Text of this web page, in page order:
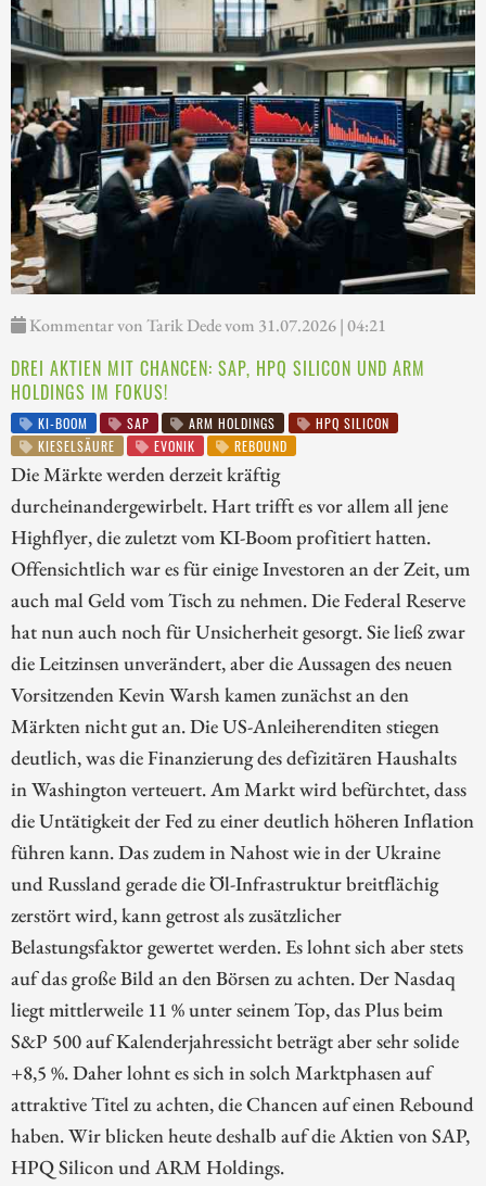
Kommentar von Tarik Dede vom 31.07.2026 | 04:21
DREI AKTIEN MIT CHANCEN: SAP, HPQ SILICON UND ARM
HOLDINGS IM FOKUS!
KI-BOOM SAP ARM HOLDINGS
HPQ SILICON
KIESELSÄURE
EVONIK REBOUND
Die Märkte werden derzeit kräftig
durcheinandergewirbelt. Hart trifft es vor allem all jene
Highflyer, die zuletzt vom KI-Boom profitiert hatten.
Offensichtlich war es für einige Investoren an der Zeit, um
auch mal Geld vom Tisch zu nehmen. Die Federal Reserve
hat nun auch noch für Unsicherheit gesorgt. Sie ließ zwar
die Leitzinsen unverändert, aber die Aussagen des neuen
Vorsitzenden Kevin Warsh kamen zunächst an den
Märkten nicht gut an. Die US-Anleiherenditen stiegen
deutlich, was die Finanzierung des defizitären Haushalts
in Washington verteuert. Am Markt wird befürchtet, dass
die Untätigkeit der Fed zu einer deutlich höheren Inflation
führen kann. Das zudem in Nahost wie in der Ukraine
und Russland gerade die Öl-Infrastruktur breitflächig
zerstört wird, kann getrost als zusätzlicher
Belastungsfaktor gewertet werden. Es lohnt sich aber stets
auf das große Bild an den Börsen zu achten. Der Nasdaq
liegt mittlerweile 11 % unter seinem Top, das Plus beim
S&P 500 auf Kalenderjahressicht beträgt aber sehr solide
+8,5 %. Daher lohnt es sich in solch Marktphasen auf
attraktive Titel zu achten, die Chancen auf einen Rebound
haben. Wir blicken heute deshalb auf die Aktien von SAP,
HPQ Silicon und ARM Holdings.